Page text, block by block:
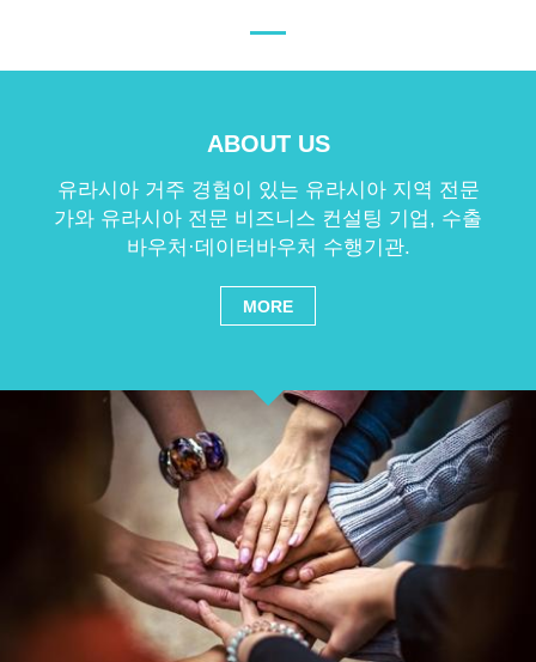
ABOUT US
유라시아 거주 경험이 있는 유라시아 지역 전문
가와 유라시아 전문 비즈니스 컨설팅 기업, 수출
바우처·데이터바우처 수행기관.
MORE